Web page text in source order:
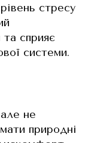
стресу
сприяє
системи.
не
природні